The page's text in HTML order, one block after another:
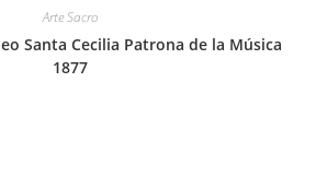
Arte Sacro
Santa Cecilia Patrona de la Música
1877